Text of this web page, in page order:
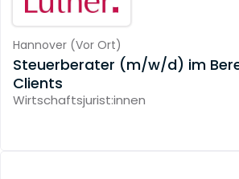
Hannover (Vor Ort)
Steuerberater (m/w/d) im
Clients
Wirtschaftsjurist:innen